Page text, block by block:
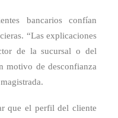
bancarios confían
“Las explicaciones
de la sucursal o del
motivo de desconfianza
que el perfil del cliente